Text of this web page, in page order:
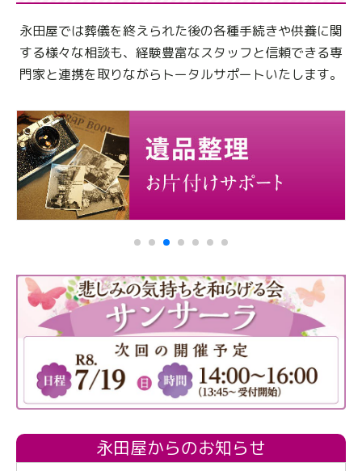
永田屋では葬儀を終えられた後の各種手続きや供養に関
する様々な相談も、 経験豊富なスタッフと信頼できる専
門家と連携を取りながらトータルサポートいたします。
永田屋からのお知らせ